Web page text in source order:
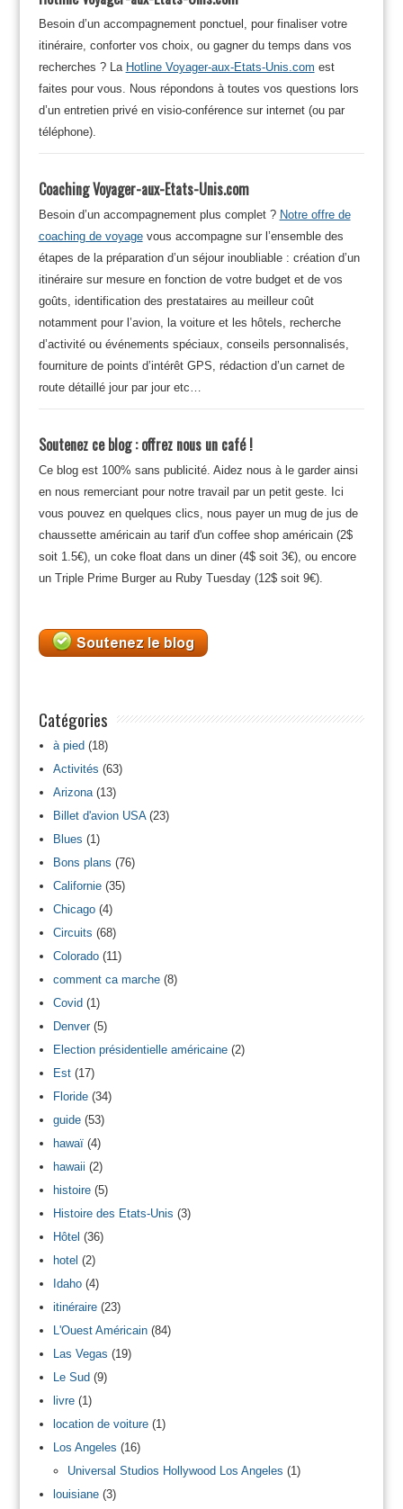
Besoin d’un accompagnement ponctuel, pour finaliser votre
itinéraire, conforter vos choix, ou gagner du temps dans vos
recherches ? La Hotline Voyager-aux-Etats-Unis.com est
faites pour vous. Nous répondons à toutes vos questions lors
d’un entretien privé en visio-conférence sur internet (ou par
téléphone).
Coaching Voyager-aux-Etats-Unis.com
Besoin d’un accompagnement plus complet ? Notre offre de
coaching de voyagevous accompagne sur l’ensemble des
étapes de la préparation d’un séjour inoubliable : création d’un
itinéraire sur mesure en fonction de votre budget et de vos
goûts, identification des prestataires au meilleur coût
notamment pour l’avion, la voiture et les hôtels, recherche
d’activité ou événements spéciaux, conseils personnalisés,
fourniture de points d’intérêt GPS, rédaction d’un carnet de
route détaillé jour par jour etc…
Soutenez ce blog : offrez nous un café !
Ce blog est 100% sans publicité. Aidez nous à le garder ainsi
en nous remerciant pour notre travail par un petit geste. Ici
vous pouvez en quelques clics, nous payer un mug de jus de
chaussette américain au tarif d'un coffee shop américain (2$
soit 1.5€), un coke float dans un diner (4$ soit 3€), ou encore
un Triple Prime Burger au Ruby Tuesday (12$ soit 9€).
Catégories
à pied(18)
Activités (63)
Arizona(13)
Billet d'avion USA(23)
Blues (1)
Bons plans (76)
Californie(35)
Chicago(4)
Circuits (68)
Colorado(11)
comment ca marche(8)
Covid(1)
Denver(5)
Election présidentielle américaine(2)
Est(17)
Floride(34)
guide(53)
hawaï(4)
hawaii (2)
histoire(5)
Histoire des Etats-Unis (3)
Hôtel (36)
hotel (2)
Idaho(4)
itinéraire(23)
L'Ouest Américain(84)
Las Vegas (19)
Le Sud(9)
livre(1)
location de voiture(1)
Los Angeles (16)
Universal Studios Hollywood Los Angeles (1)
louisiane(3)